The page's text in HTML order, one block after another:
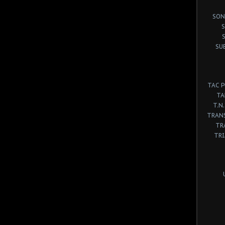
TAC